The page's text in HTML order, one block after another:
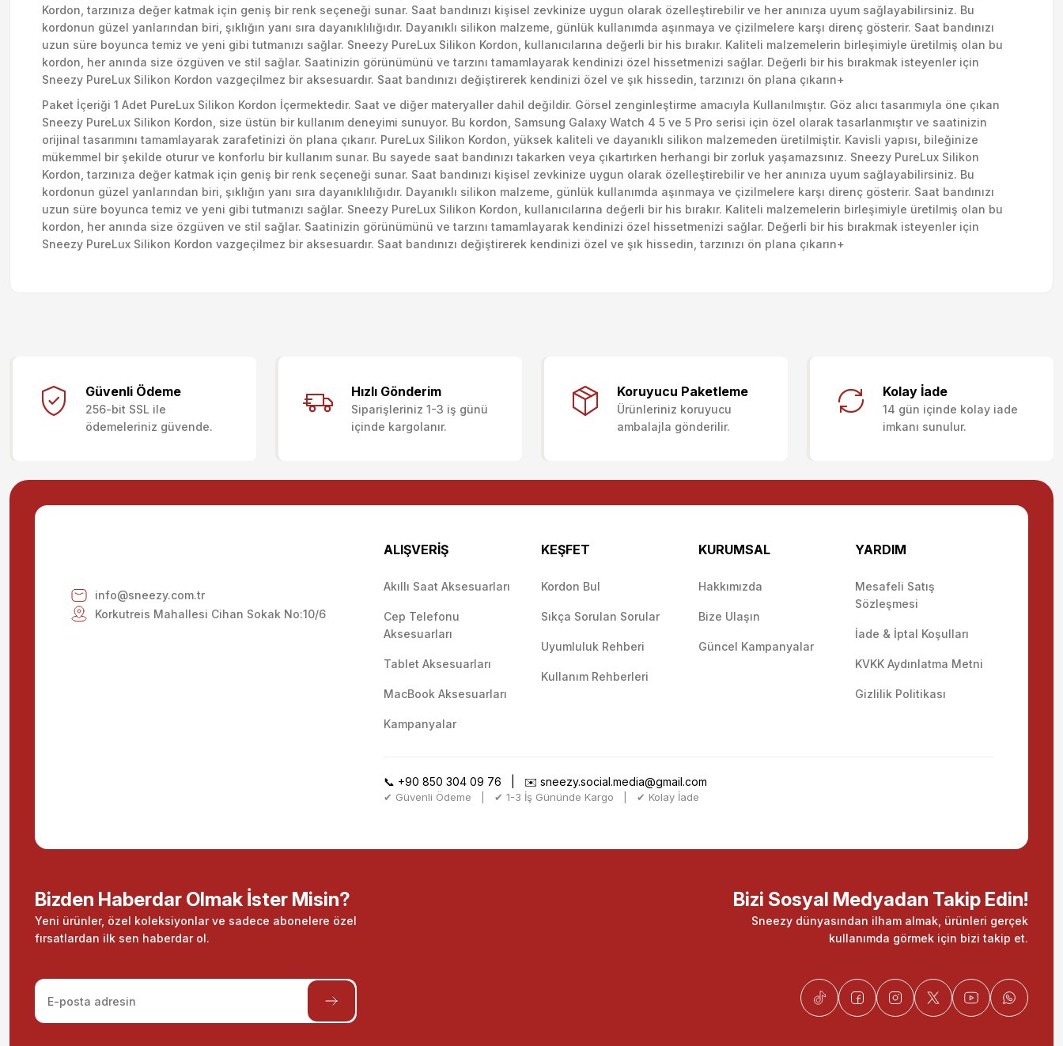
Kordon, tarzınıza değer katmak için geniş bir renk seçeneği sunar. Saat bandınızı kişisel zevkinize uygun olarak özelleştirebilir ve her anınıza uyum sağlayabilirsiniz. Bu
kordonun güzel yanlarından biri, şıklığın yanı sıra dayanıklılığıdır. Dayanıklı silikon malzeme, günlük kullanımda aşınmaya ve çizilmelere karşı direnç gösterir. Saat bandınızı
uzun süre boyunca temiz ve yeni gibi tutmanızı sağlar. Sneezy PureLux Silikon Kordon, kullanıcılarına değerli bir his bırakır. Kaliteli malzemelerin birleşimiyle üretilmiş olan bu
kordon, her anında size özgüven ve stil sağlar. Saatinizin görünümünü ve tarzını tamamlayarak kendinizi özel hissetmenizi sağlar. Değerli bir his bırakmak isteyenler için
Sneezy PureLux Silikon Kordon vazgeçilmez bir aksesuardır. Saat bandınızı değiştirerek kendinizi özel ve şık hissedin, tarzınızı ön plana çıkarın+
Paket İçeriği 1 Adet PureLux Silikon Kordon İçermektedir. Saat ve diğer materyaller dahil değildir. Görsel zenginleştirme amacıyla Kullanılmıştır. Göz alıcı tasarımıyla öne çıkan
Sneezy PureLux Silikon Kordon, size üstün bir kullanım deneyimi sunuyor. Bu kordon, Samsung Galaxy Watch 4 5 ve 5 Pro serisi için özel olarak tasarlanmıştır ve saatinizin
orijinal tasarımını tamamlayarak zarafetinizi ön plana çıkarır. PureLux Silikon Kordon, yüksek kaliteli ve dayanıklı silikon malzemeden üretilmiştir. Kavisli yapısı, bileğinize
mükemmel bir şekilde oturur ve konforlu bir kullanım sunar. Bu sayede saat bandınızı takarken veya çıkartırken herhangi bir zorluk yaşamazsınız. Sneezy PureLux Silikon
Kordon, tarzınıza değer katmak için geniş bir renk seçeneği sunar. Saat bandınızı kişisel zevkinize uygun olarak özelleştirebilir ve her anınıza uyum sağlayabilirsiniz. Bu
kordonun güzel yanlarından biri, şıklığın yanı sıra dayanıklılığıdır. Dayanıklı silikon malzeme, günlük kullanımda aşınmaya ve çizilmelere karşı direnç gösterir. Saat bandınızı
uzun süre boyunca temiz ve yeni gibi tutmanızı sağlar. Sneezy PureLux Silikon Kordon, kullanıcılarına değerli bir his bırakır. Kaliteli malzemelerin birleşimiyle üretilmiş olan bu
kordon, her anında size özgüven ve stil sağlar. Saatinizin görünümünü ve tarzını tamamlayarak kendinizi özel hissetmenizi sağlar. Değerli bir his bırakmak isteyenler için
Sneezy PureLux Silikon Kordon vazgeçilmez bir aksesuardır. Saat bandınızı değiştirerek kendinizi özel ve şık hissedin, tarzınızı ön plana çıkarın+
Ürün resmi kalitesiz, bozuk veya görüntülenemiyor.
Ürün açıklamasında eksik bilgiler bulunuyor.
Gönder
Güvenli Ödeme
256-bit SSL ile
ödemeleriniz güvende.
Hızlı Gönderim
Siparişleriniz 1-3 iş günü
içinde kargolanır.
Koruyucu Paketleme
Ürünleriniz koruyucu
ambalajla gönderilir.
Kolay İade
14 gün içinde kolay iade
imkanı sunulur.
info@sneezy.com.tr
Korkutreis Mahallesi Cihan Sokak No:10/6
ALIŞVERİŞ
Akıllı Saat Aksesuarları
Cep Telefonu
Aksesuarları
Tablet Aksesuarları
MacBook Aksesuarları
Kampanyalar
KEŞFET
Kordon Bul
Sıkça Sorulan Sorular
Uyumluluk Rehberi
Kullanım Rehberleri
KURUMSAL
Hakkımızda
Bize Ulaşın
Güncel Kampanyalar
YARDIM
Mesafeli Satış
Sözleşmesi
İade & İptal Koşulları
KVKK Aydınlatma Metni
Gizlilik Politikası
📞 +90 850 304 09 76 | ✉️sneezy.social.media@gmail.com
✔ Güvenli Ödeme | ✔ 1-3 İş Gününde Kargo | ✔ Kolay İade
Bizden Haberdar Olmak İster Misin?
Yeni ürünler, özel koleksiyonlar ve sadece abonelere özel
fırsatlardan ilk sen haberdar ol.
Bizi Sosyal Medyadan Takip Edin!
Sneezy dünyasından ilham almak, ürünleri gerçek
kullanımda görmek için bizi takip et.